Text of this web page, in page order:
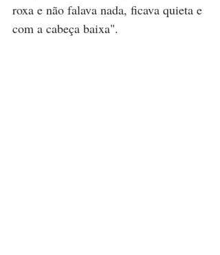
roxa e não falava nada, ficava quieta e
com a cabeça baixa".